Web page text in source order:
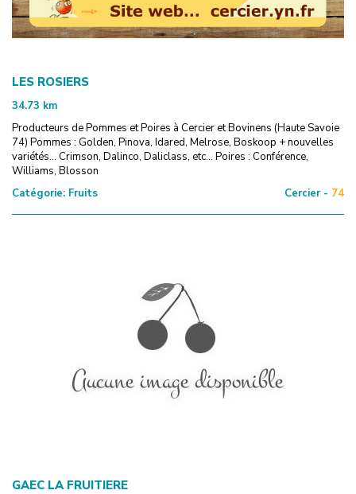
LES ROSIERS
34.73 km
Producteurs de Pommes et Poires à Cercier et Bovinens (Haute Savoie
74) Pommes : Golden, Pinova, Idared, Melrose, Boskoop + nouvelles
variétés... Crimson, Dalinco, Daliclass, etc... Poires : Conférence,
Williams, Blosson
Catégorie: Fruits Cercier - 74
GAEC LA FRUITIERE